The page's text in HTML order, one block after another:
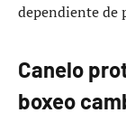
dependiente de
Canelo
boxeo